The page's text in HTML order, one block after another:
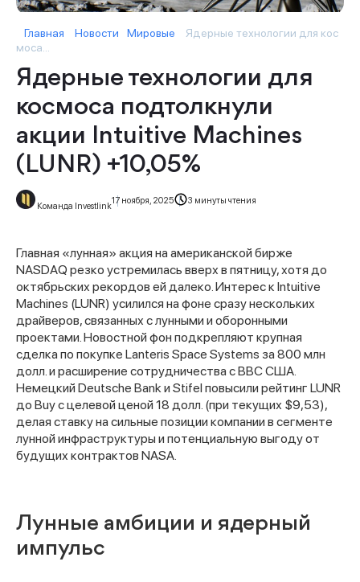
Главная Новости Мировые
Ядерные технологии для кос
моса...
Ядерные технологии для
космоса подтолкнули
акции Intuitive Machines
(LUNR) +10,05%
Команда Investlink
17 ноября, 2025 3 минуты чтения
Главная «лунная» акция на американской бирже
NASDAQ резко устремилась вверх в пятницу, хотя до
октябрьских рекордов ей далеко. Интерес к Intuitive
Machines (LUNR) усилился на фоне сразу нескольких
драйверов, связанных с лунными и оборонными
проектами. Новостной фон подкрепляют крупная
сделка по покупке Lanteris Space Systems за 800 млн
долл. и расширение сотрудничества с ВВС США.
Немецкий Deutsche Bank и Stifel повысили рейтинг LUNR
до Buy с целевой ценой 18 долл. (при текущих $9,53),
делая ставку на сильные позиции компании в сегменте
лунной инфраструктуры и потенциальную выгоду от
будущих контрактов NASA.
Лунные амбиции и ядерный
импульс